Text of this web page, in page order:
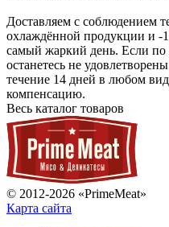
Доставляем с соблюдением
охлаждённой продукции и -
самый жаркий день. Если
останетесь не
течение 14 дней в любом
компенсацию.
Весь каталог товаров
© 2012-2026 «PrimeMeat»
Карта сайта